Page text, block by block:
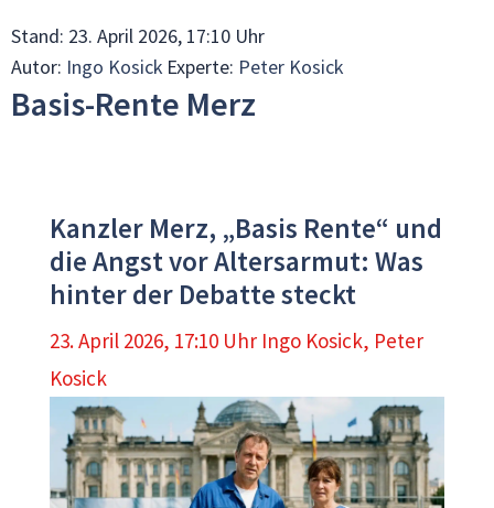
Stand: 23. April 2026, 17:10 Uhr
Autor: Ingo Kosick Experte: Peter Kosick
Basis-Rente Merz
Kanzler Merz, „Basis Rente“ und
die Angst vor Altersarmut: Was
hinter der Debatte steckt
23. April 2026, 17:10 Uhr Ingo Kosick, Peter
Kosick